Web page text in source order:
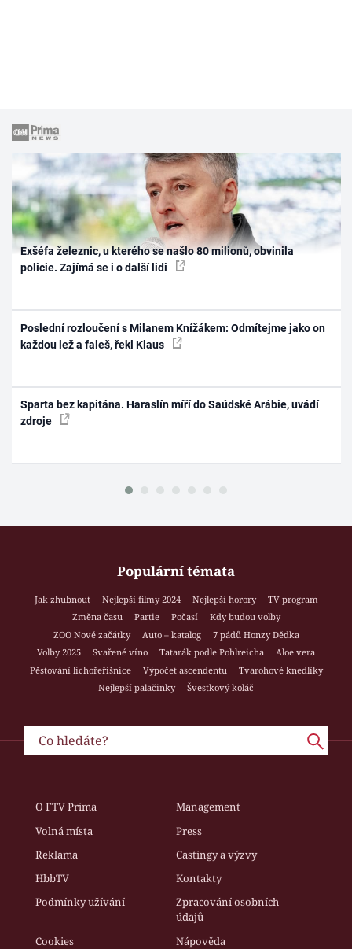
Exšéfa železnic, u kterého se našlo 80 milionů, obvinila
policie. Zajímá se i o další lidi
Poslední rozloučení s Milanem Knížákem: Odmítejme jako on
každou lež a faleš, řekl Klaus
Sparta bez kapitána. Haraslín míří do Saúdské Arábie, uvádí
zdroje
Populární témata
Jak zhubnout Nejlepší filmy 2024 Nejlepší horory
TV program
Změna času
Partie Počasí
Kdy budou volby
ZOO Nové začátky
Auto – katalog
7 pádů Honzy Dědka
Volby 2025
Svařené víno Tatarák podle Pohlreicha
Aloe vera
Pěstování lichořeřišnice
Výpočet ascendentu
Tvarohové knedlíky
Nejlepší palačinky
Švestkový koláč
O FTV Prima
Management
Volná místa
Press
Reklama
Castingy a výzvy
HbbTV
Kontakty
Podmínky užívání
Zpracování osobních
údajů
Cookies
Nápověda